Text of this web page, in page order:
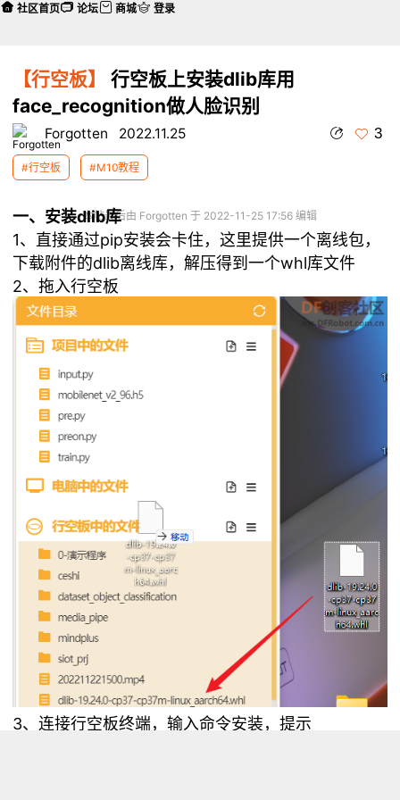
【行空板】
行空板上安装dlib库用
face_recognition做人脸识别
Forgotten 2022.11.25 3
#行空板 #M10教程
本帖最后由 Forgotten 于 2022-11-25 17:56 编辑
一、安装dlib库
1、直接通过pip安装会卡住，这里提供一个离线包，
下载附件的dlib离线库，解压得到一个whl库文件
2、拖入行空板
3、连接行空板终端，输入命令安装，提示
社区首页 论坛 商城 登录